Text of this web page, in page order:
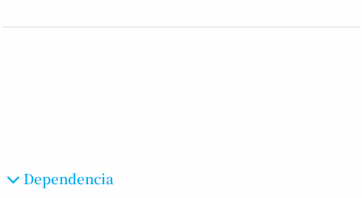
Dependencia